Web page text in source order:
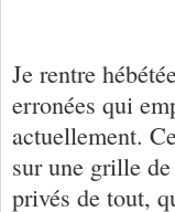
Je rentre
erronées qui
actuellement.
sur une grille
privés de tout,